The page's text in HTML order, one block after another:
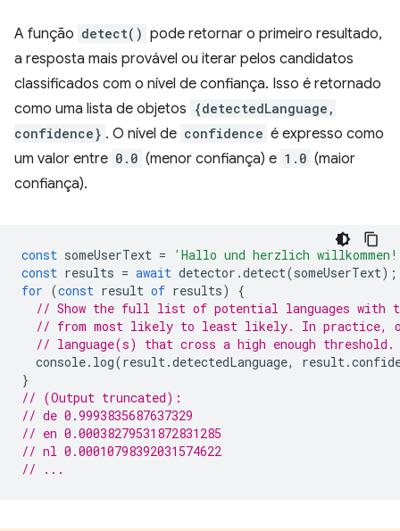
A função detect() pode retornar o primeiro resultado,
a resposta mais provável ou iterar pelos candidatos
classificados com o nível de confiança. Isso é retornado
como uma lista de objetos {detectedLanguage,
confidence} . O nível de confidence é expresso como
um valor entre 0.0 (menor confiança) e 1.0 (maior
confiança).
const someUserText =
'Hallo und herzlich
const results = await detector .detect(someUserText);
for (const result of results)
{
// Show the full list of potential languages with
// from most likely to least likely. In practice,
// language(s) that cross a high enough threshold.
console. log(result.detectedLanguage, result.
}
// (Output truncated):
// de 0.9993835687637329
// en 0.00038279531872831285
// nl 0.00010798392031574622
// ...